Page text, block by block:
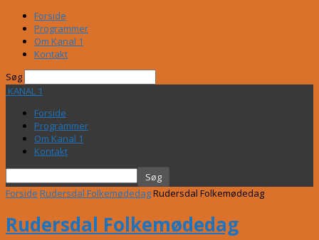
Forside
Programmer
Om Kanal 1
Kontakt
Søg
KANAL 1
Forside
Programmer
Om Kanal 1
Kontakt
Forside Rudersdal FolkemødedagRudersdal Folkemødedag
Rudersdal Folkemødedag